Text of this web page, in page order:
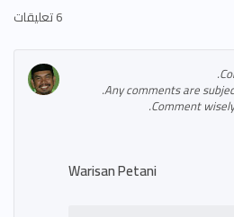
6 تعليقات
Any comments are
Comment
Warisan Petani